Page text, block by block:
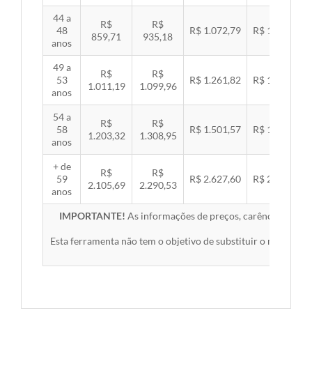
44 a
48
anos
R$
859,71
R$
935,18
R$ 1.072,79 R$ 1.105,53
49 a
53
anos
R$
1.011,19
R$
1.099,96
R$ 1.261,82 R$ 1.300,32
54 a
58
anos
R$
1.203,32
R$
1.308,95
R$ 1.501,57 R$ 1.547,38
+ de
59
anos
R$
2.105,69
R$
2.290,53
R$ 2.627,60 R$ 2.707,76
IMPORTANTE! As informações de preços, carências,
Esta ferramenta não tem o objetivo de substituir o material